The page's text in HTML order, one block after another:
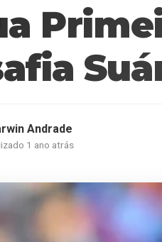
Andrade
1 ano atrás